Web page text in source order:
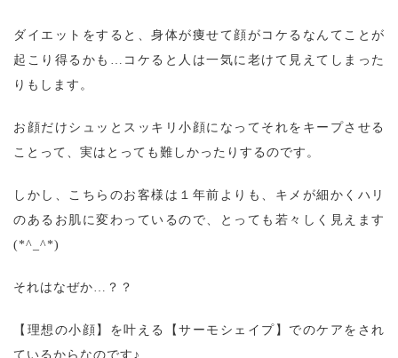
ダイエットをすると、身体が痩せて顔がコケるなんてことが
起こり得るかも…コケると人は一気に老けて見えてしまった
りもします。
お顔だけシュッとスッキリ小顔になってそれをキープさせる
ことって、実はとっても難しかったりするのです。
しかし、こちらのお客様は１年前よりも、キメが細かくハリ
のあるお肌に変わっているので、とっても若々しく見えます
(*^_^*)
それはなぜか…？？
【理想の小顔】を叶える【サーモシェイプ】でのケアをされ
ているからなのです♪